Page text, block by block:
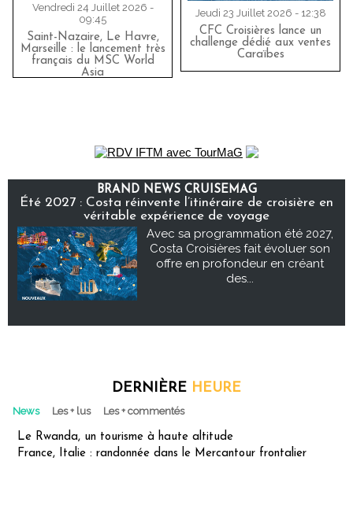
Vendredi 24 Juillet 2026 -
09:45
Saint-Nazaire, Le Havre,
Marseille : le lancement très
français du MSC World
Asia
Jeudi 23 Juillet 2026 - 12:38
CFC Croisières lance un
challenge dédié aux ventes
Caraïbes
BRAND NEWS CRUISEMAG
Été 2027 : Costa réinvente l’itinéraire de croisière en
véritable expérience de voyage
Avec sa programmation été 2027,
Costa Croisières fait évoluer son
offre en profondeur en créant
des...
DERNIÈRE HEURE
News Les + lus Les + commentés
Le Rwanda, un tourisme à haute altitude
France, Italie : randonnée dans le Mercantour frontalier